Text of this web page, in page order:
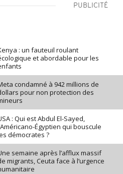
PUBLICITÉ
: un fauteuil roulant
et abordable pour les
condamné à 942 millions de
pour non protection des
: Qui est Abdul El-Sayed,
Égyptien qui bouscule
démocrates ?
semaine après l’afflux massif
migrants, Ceuta face à l’urgence